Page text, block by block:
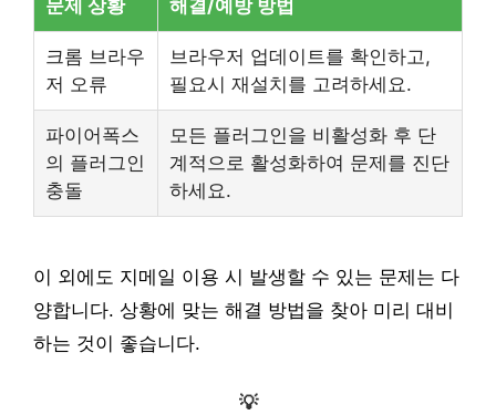
문제 상황 해결/예방 방법
크롬 브라우
저 오류
브라우저 업데이트를 확인하고,
필요시 재설치를 고려하세요.
파이어폭스
의 플러그인
충돌
모든 플러그인을 비활성화 후 단
계적으로 활성화하여 문제를 진단
하세요.
이 외에도 지메일 이용 시 발생할 수 있는 문제는 다
양합니다. 상황에 맞는 해결 방법을 찾아 미리 대비
하는 것이 좋습니다.
💡